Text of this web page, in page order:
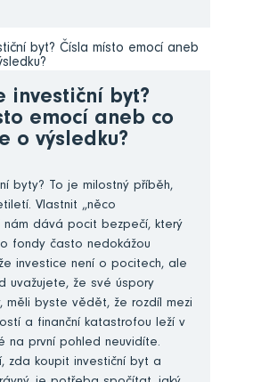
investiční byt?
emocí aneb co
o výsledku?
byty? To je milostný příběh,
Vlastnit „něco
nám dává pocit bezpečí, který
fondy často nedokážou
investice není o pocitech, ale
uvažujete, že své úspory
měli byste vědět, že rozdíl mezi
a finanční katastrofou leží v
na první pohled neuvidíte.
zda koupit investiční byt a